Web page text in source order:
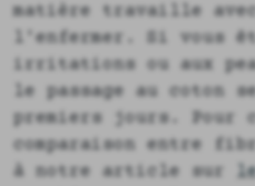
matière travaille
l'enfermer. Si vous
irritations ou aux
le passage au coton
premiers jours. Pour
comparaison entre
à notre article sur